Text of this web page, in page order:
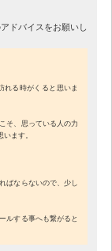
ドバイスをお願いし
れる時がくると思いま
そ、思っている人の力
ます。
ばならないので、少し
ルする事へも繋がると